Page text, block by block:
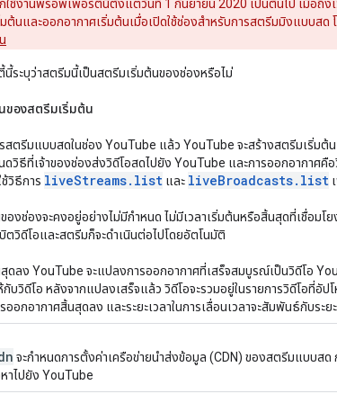
กใช้งานพร็อพเพอร์ตี้นี้ตั้งแต่วันที่ 1 กันยายน 2020 เป็นต้นไป เมื่อถึง
ต้นและออกอากาศเริ่มต้นเมื่อเปิดใช้ช่องสำหรับการสตรีมมิงแบบสด
ระบุว่าสตรีมนี้เป็นสตรีมเริ่มต้นของช่องหรือไม่
ของสตรีมเริ่มต้น
รสตรีมแบบสดในช่อง YouTube แล้ว YouTube จะสร้างสตรีมเริ่มต้
ดวิธีที่เจ้าของช่องส่งวิดีโอสดไปยัง YouTube และการออกอากาศคื
วิธีการ liveStreams. list และ liveBroadcasts. list
องช่องจะคงอยู่อย่างไม่มีกำหนด ไม่มีเวลาเริ่มต้นหรือสิ้นสุดที่เชื่อมโย
ตวิดีโอและสตรีมก็จะดำเนินต่อไปโดยอัตโนมัติ
ดลง YouTube จะแปลงการออกอากาศที่เสร็จสมบูรณ์เป็นวิดีโอ
บวิดีโอ หลังจากแปลงเสร็จแล้ว วิดีโอจะรวมอยู่ในรายการวิดีโอที่อัป
ออกอากาศสิ้นสุดลง และระยะเวลาในการเลื่อนเวลาจะสัมพันธ์กับระย
จะกำหนดการตั้งค่าเครือข่ายนำส่งข้อมูล (CDN) ของสตรีมแบบสด
าไปยัง YouTube